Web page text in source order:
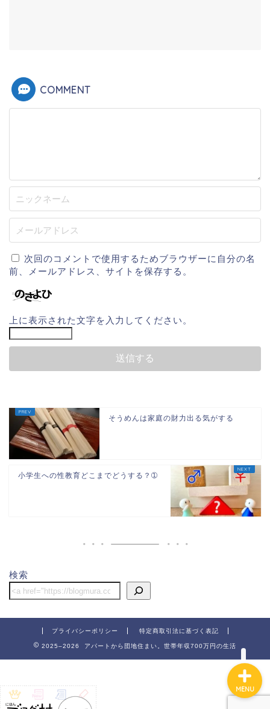
COMMENT
次回のコメントで使用するためブラウザーに自分の名
前、メールアドレス、サイトを保存する。
上に表示された文字を入力してください。
そうめんは家庭の財力出る気がする
小学生への性教育どこまでどうする？➀
検索
プライバシーポリシー 特定商取引法に基づく表記
2025–2026 アパートから団地住まい。世帯年収700万円の生活
MENU
ホーム
子供関連